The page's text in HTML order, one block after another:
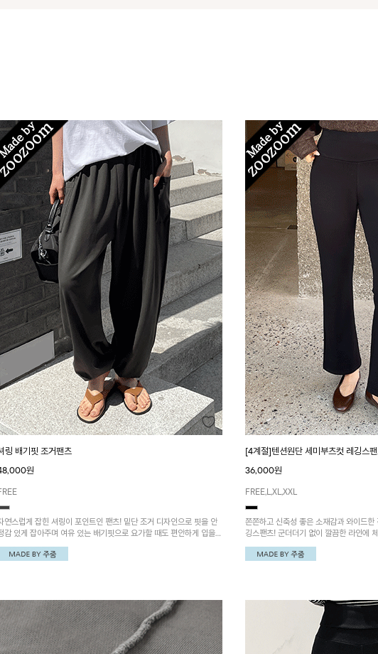
링 배기핏 조거팬츠
원
연스럽게 잡힌 셔링이 포인트인 팬츠! 밑단 조거 디자인으로 핏을 안
감 있게 잡아주며 여유 있는 배기핏으로 요가할 때도 편안하게 입을
있는 팬츠예요~
[4계절]텐션원단 세미부츠컷 레깅스
36,000원
FREE,L,XL,XXL
쫀쫀하고 신축성 좋은 소재감과 와이드한
깅스팬츠! 군더더기 없이 깔끔한 라인에
자주 갈 아이템이에요!